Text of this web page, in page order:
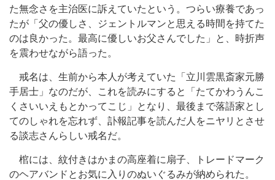
た無念さを主治医に訴えていたという。つらい療養であっ
たが「父の優しさ、ジェントルマンと思える時間を持てた
のは良かった。最高に優しいお父さんでした」と、時折声
を震わせながら語った。
戒名は、生前から本人が考えていた「立川雲黒斎家元勝
手居士」なのだが、これを読みにすると「たてかわうんこ
くさいいえもとかってこじ」となり、最後まで落語家とし
てのしゃれを忘れず、訃報記事を読んだ人をニヤリとさせ
る談志さんらしい戒名だ。
棺には、紋付きはかまの高座着に扇子、トレードマーク
のヘアバンドとお気に入りのぬいぐるみが納められた。